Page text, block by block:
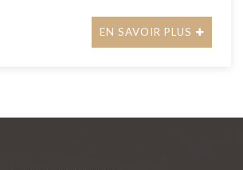
EN SAVOIR PLUS